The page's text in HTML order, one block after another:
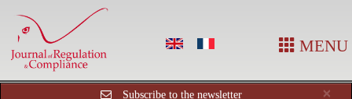
MENU
×
Subscribe to the newsletter